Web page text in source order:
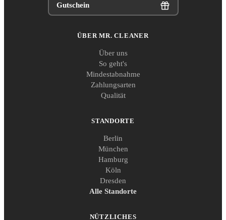
Gutschein
ÜBER MR. CLEANER
Über uns
So geht's
Mindestabnahme
Zahlungsarten
Qualität
STANDORTE
Berlin
München
Hamburg
Köln
Dresden
Alle Standorte
NÜTZLICHES